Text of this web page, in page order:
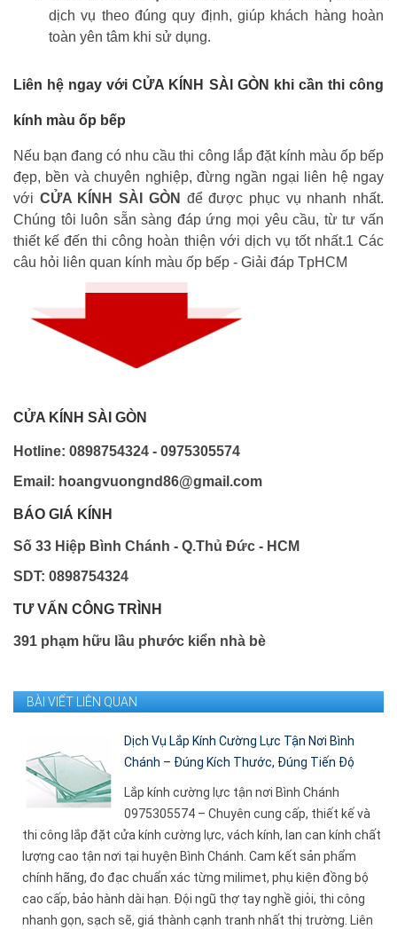
dịch vụ theo đúng quy định, giúp khách hàng hoàn
toàn yên tâm khi sử dụng.
Liên hệ ngay với CỬA KÍNH SÀI GÒN khi cần thi công
kính màu ốp bếp
Nếu bạn đang có nhu cầu thi công lắp đặt kính màu ốp bếp
đẹp, bền và chuyên nghiệp, đừng ngần ngại liên hệ ngay
với CỬA KÍNH SÀI GÒN để được phục vụ nhanh nhất.
Chúng tôi luôn sẵn sàng đáp ứng mọi yêu cầu, từ tư vấn
thiết kế đến thi công hoàn thiện với dịch vụ tốt nhất.1 Các
câu hỏi liên quan kính màu ốp bếp - Giải đáp TpHCM
CỬA KÍNH SÀI GÒN
Hotline: 0898754324 - 0975305574
Email: hoangvuongnd86@gmail.com
BÁO GIÁ KÍNH
Số 33 Hiệp Bình Chánh - Q.Thủ Đức - HCM
SDT: 0898754324
TƯ VẤN CÔNG TRÌNH
391 phạm hữu lầu phước kiển nhà bè
BÀI VIẾT LIÊN QUAN
Dịch Vụ Lắp Kính Cường Lực Tận Nơi Bình
Chánh – Đúng Kích Thước, Đúng Tiến Độ
Lắp kính cường lực tận nơi Bình Chánh
0975305574 – Chuyên cung cấp, thiết kế và
thi công lắp đặt cửa kính cường lực, vách kính, lan can kính chất
lượng cao tận nơi tại huyện Bình Chánh. Cam kết sản phẩm
chính hãng, đo đạc chuẩn xác từng milimet, phụ kiện đồng bộ
cao cấp, bảo hành dài hạn. Đội ngũ thợ tay nghề giỏi, thi công
nhanh gọn, sạch sẽ, giá thành cạnh tranh nhất thị trường. Liên